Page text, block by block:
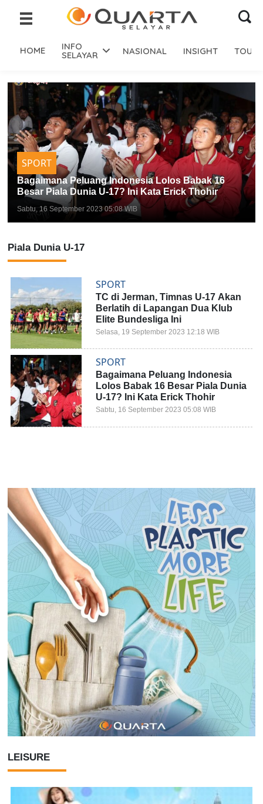
HOME INFO
SELAYAR NASIONAL INSIGHT
SPORT
Bagaimana Peluang Indonesia Lolos Babak 16
Besar Piala Dunia U-17? Ini Kata Erick Thohir
Sabtu, 16 September 2023 05:08 WIB
LEISURE
Piala Dunia U-17
SPORT
TC di Jerman, Timnas U-17 Akan
Berlatih di Lapangan Dua Klub
Elite Bundesliga Ini
Selasa, 19 September 2023 12:18 WIB
SPORT
Bagaimana Peluang Indonesia
Lolos Babak 16 Besar Piala Dunia
U-17? Ini Kata Erick Thohir
Sabtu, 16 September 2023 05:08 WIB